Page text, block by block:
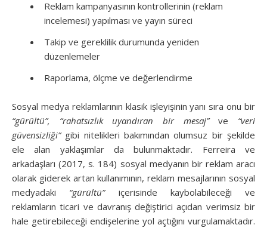
Reklam kampanyasının kontrollerinin (reklam
incelemesi) yapılması ve yayın süreci
Takip ve gereklilik durumunda yeniden
düzenlemeler
Raporlama, ölçme ve değerlendirme
Sosyal medya reklamlarının klasik işleyişinin yanı sıra onu bir
“gürültü”,
“rahatsızlık uyandıran bir mesaj”ve “veri
güvensizliği”gibi nitelikleri bakımından olumsuz bir şekilde
ele alan yaklaşımlar da bulunmaktadır. Ferreira ve
arkadaşları (2017, s. 184) sosyal medyanın bir reklam aracı
olarak giderek artan kullanımının, reklam mesajlarının sosyal
medyadaki “gürültü”içerisinde kaybolabileceği ve
reklamların ticari ve davranış değiştirici açıdan verimsiz bir
hale getirebileceği endişelerine yol açtığını vurgulamaktadır.